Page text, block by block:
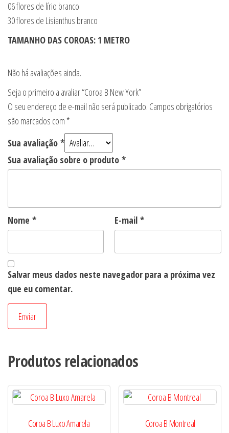
06 flores de lírio branco
30 flores de Lisianthus branco
TAMANHO DAS COROAS: 1 METRO
Não há avaliações ainda.
Seja o primeiro a avaliar “Coroa B New York”
O seu endereço de e-mail não será publicado. Campos obrigatórios
são marcados com *
Sua avaliação *
Sua avaliação sobre o produto *
Nome * E-mail *
Salvar meus dados neste navegador para a próxima vez
que eu comentar.
Produtos relacionados
Coroa B Luxo Amarela Coroa B Montreal